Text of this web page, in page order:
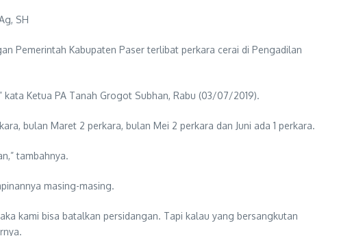
SH
Pemerintah Kabupaten Paser terlibat perkara cerai di Pengadilan
Ketua PA Tanah Grogot Subhan, Rabu (03/07/2019).
bulan Maret 2 perkara, bulan Mei 2 perkara dan Juni ada 1 perkara.
tambahnya.
masing-masing.
kami bisa batalkan persidangan. Tapi kalau yang bersangkutan